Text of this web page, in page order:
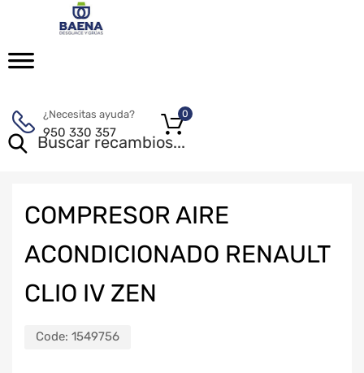
¿Necesitas ayuda?
950 330 357
0
COMPRESOR AIRE
ACONDICIONADO RENAULT
CLIO IV ZEN
Code: 1549756